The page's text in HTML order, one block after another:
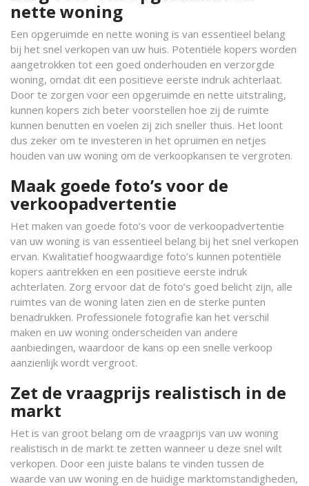
nette woning
Een opgeruimde en nette woning is van essentieel belang
bij het snel verkopen van uw huis. Potentiële kopers worden
aangetrokken tot een goed onderhouden en verzorgde
woning, omdat dit een positieve eerste indruk achterlaat.
Door te zorgen voor een opgeruimde en nette uitstraling,
kunnen kopers zich beter voorstellen hoe zij de ruimte
kunnen benutten en voelen zij zich sneller thuis. Het loont
dus zeker om te investeren in het opruimen en netjes
houden van uw woning om de verkoopkansen te vergroten.
Maak goede foto’s voor de
verkoopadvertentie
Het maken van goede foto’s voor de verkoopadvertentie
van uw woning is van essentieel belang bij het snel verkopen
ervan. Kwalitatief hoogwaardige foto’s kunnen potentiële
kopers aantrekken en een positieve eerste indruk
achterlaten. Zorg ervoor dat de foto’s goed belicht zijn, alle
ruimtes van de woning laten zien en de sterke punten
benadrukken. Professionele fotografie kan het verschil
maken en uw woning onderscheiden van andere
aanbiedingen, waardoor de kans op een snelle verkoop
aanzienlijk wordt vergroot.
Zet de vraagprijs realistisch in de
markt
Het is van groot belang om de vraagprijs van uw woning
realistisch in de markt te zetten wanneer u deze snel wilt
verkopen. Door een juiste balans te vinden tussen de
waarde van uw woning en de huidige marktomstandigheden,